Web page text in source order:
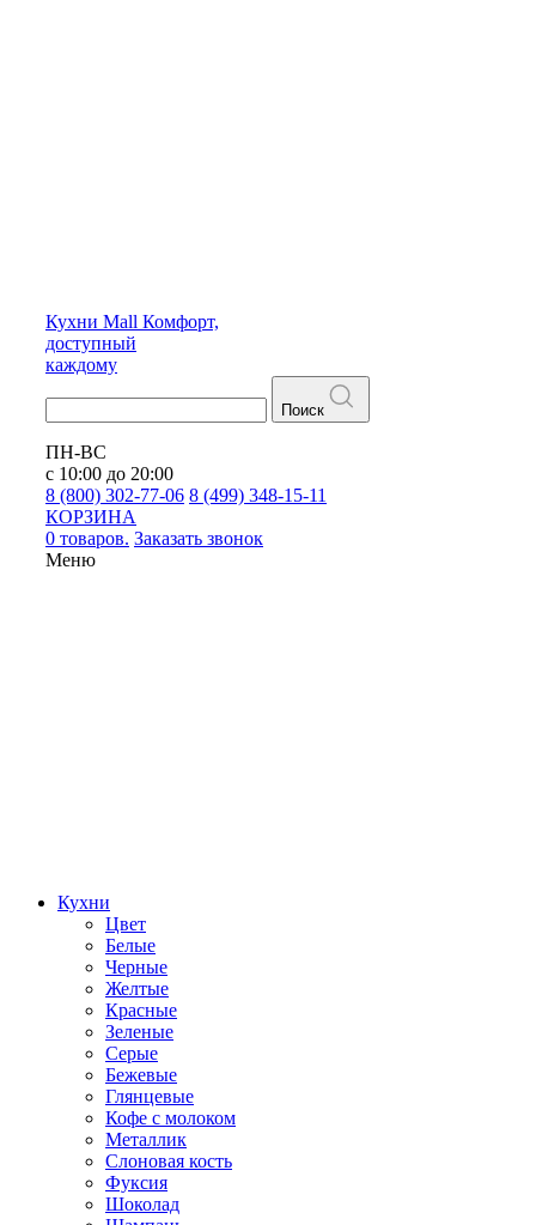
Кухни Mall Комфорт,
доступный
каждому
Поиск
ПН-ВС
с 10:00 до 20:00
8 (800) 302-77-06 8 (499) 348-15-11
КОРЗИНА
0 товаров. Заказать звонок
Меню
Кухни
Цвет
Белые
Черные
Желтые
Красные
Зеленые
Серые
Бежевые
Глянцевые
Кофе с молоком
Металлик
Слоновая кость
Фуксия
Шоколад